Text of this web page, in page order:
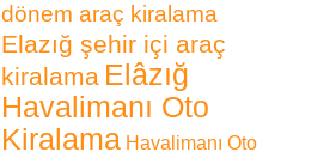
dönem araç kiralama
Elazığ şehir içi araç
kiralama Elâzığ
Havalimanı Oto
Kiralama Havalimanı Oto